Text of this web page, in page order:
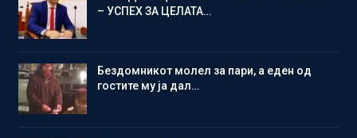
– УСПЕХ ЗА ЦЕЛАТА…
Бездомникот молел за пари, а еден од
гостите му ја дал…